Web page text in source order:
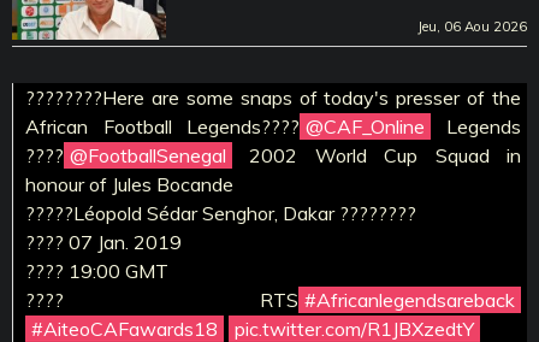
Jeu, 06 Aou 2026
????????Here are some snaps of today's presser of the
African Football Legends???? @CAF_Online
Legends
???? @FootballSenegal
2002 World Cup Squad in
honour of Jules Bocande
?????Léopold Sédar Senghor, Dakar ????????
???? 07 Jan. 2019
???? 19:00 GMT
???? RTS #Africanlegendsareback
#AiteoCAFawards18
pic.twitter.com/R1JBXzedtY